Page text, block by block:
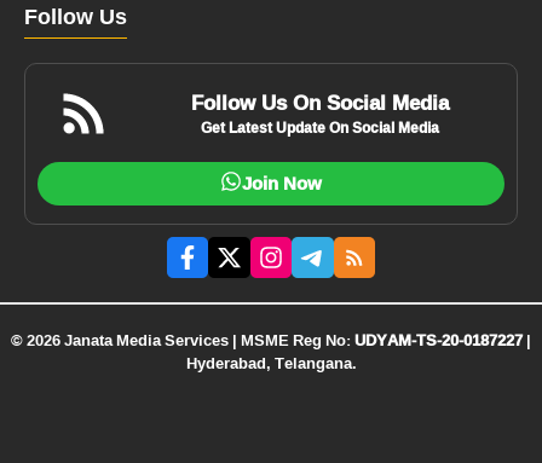
Follow Us
Follow Us On Social Media
Get Latest Update On Social Media
Join Now
© 2026 Janata Media Services | MSME Reg No:UDYAM-TS-20-0187227|
Hyderabad, Telangana.